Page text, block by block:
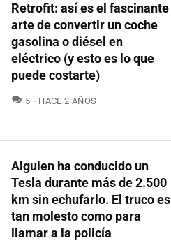
Retrofit: así es el fascinante
arte de convertir un coche
gasolina o diésel en
eléctrico (y esto es lo que
puede costarte)
5 COMENTARIOS
HACE 2 AÑOS
Alguien ha conducido un
Tesla durante más de 2.500
km sin echufarlo. El truco es
tan molesto como para
llamar a la policía